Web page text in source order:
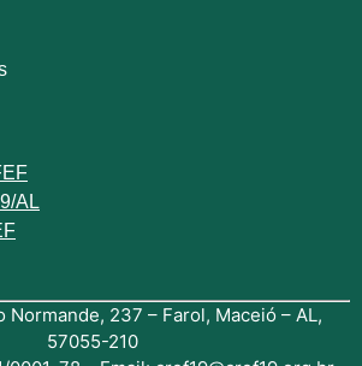
AL
Normande, 237 – Farol, Maceió – AL,
57055-210